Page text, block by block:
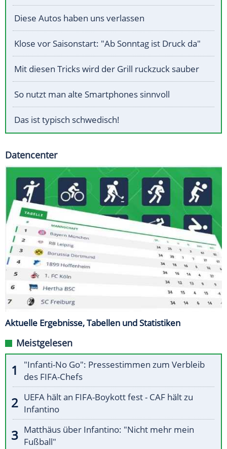
Diese Autos haben uns verlassen
Klose vor Saisonstart: "Ab Sonntag ist Druck da"
Mit diesen Tricks wird der Grill ruckzuck sauber
So nutzt man alte Smartphones sinnvoll
Das ist typisch schwedisch!
Datencenter
Aktuelle Ergebnisse, Tabellen und Statistiken
Meistgelesen
"Infanti-No Go": Pressestimmen zum Verbleib
des FIFA-Chefs
UEFA hält an FIFA-Boykott fest - CAF hält zu
Infantino
Matthäus über Infantino: "Nicht mehr mein
Fußball"